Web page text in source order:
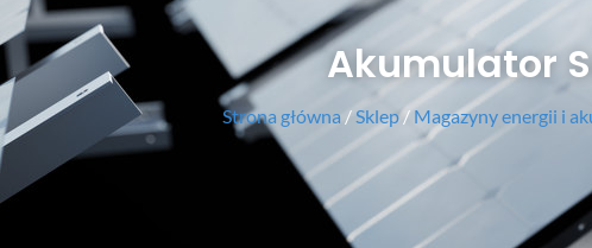
Akumulator
Strona główna /Sklep/Magazyny energii i